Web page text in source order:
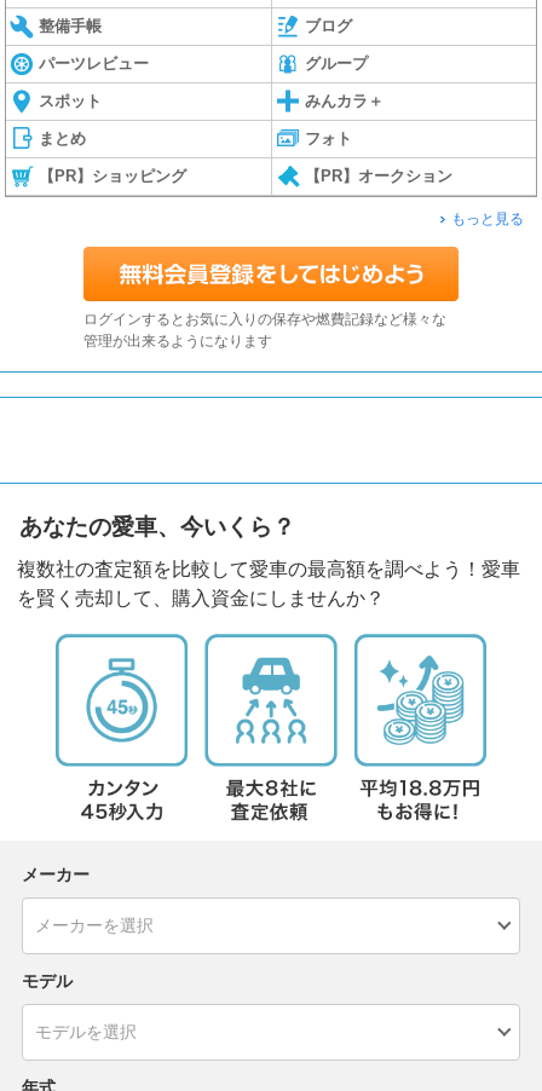
整備手帳 ブログ
パーツレビュー グループ
スポット みんカラ＋
まとめ フォト
【PR】ショッピング 【PR】オークション
もっと見る
ログインするとお気に入りの保存や燃費記録など様々な
管理が出来るようになります
あなたの愛車、今いくら？
複数社の査定額を比較して愛車の最高額を調べよう！愛車
を賢く売却して、購入資金にしませんか？
メーカー
モデル